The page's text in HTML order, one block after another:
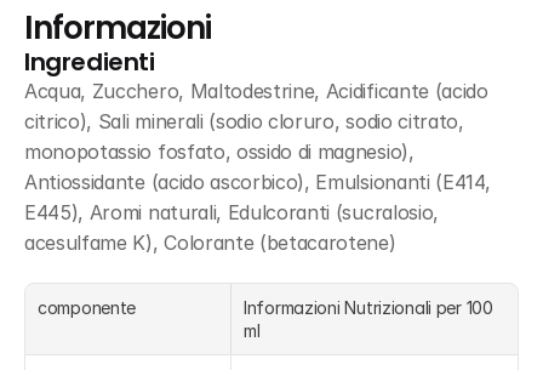
Informazioni
Ingredienti
Acqua, Zucchero, Maltodestrine, Acidificante (acido
citrico), Sali minerali (sodio cloruro, sodio citrato,
monopotassio fosfato, ossido di magnesio),
Antiossidante (acido ascorbico), Emulsionanti (E414,
E445), Aromi naturali, Edulcoranti (sucralosio,
acesulfame K), Colorante (betacarotene)
componente
Informazioni Nutrizionali per 100
ml